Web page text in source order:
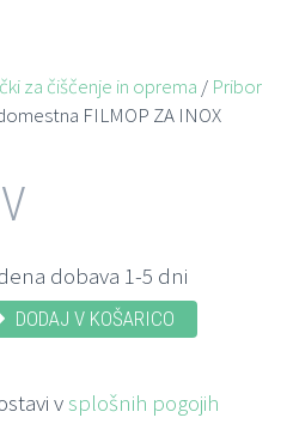
za čiščenje in oprema / Pribor
FILMOP ZA INOX
dobava 1-5 dni
DODAJ V KOŠARICO
vsplošnih pogojih